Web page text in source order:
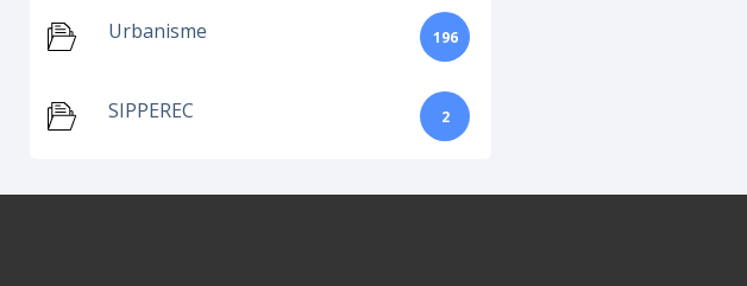
Urbanisme 196
SIPPEREC 2